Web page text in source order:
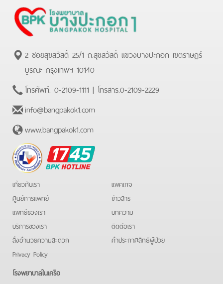
2 ซอยสุขสวัสดิ์ 25/1 ถ.สุขสวัสดิ์ แขวงบางปะกอก เขตราษฏร์
บูรณะ กรุงเทพฯ 10140
โทรศัพท์. 0-2109-1111 | โทรสาร.0-2109-2229
info@bangpakok1.com
www.bangpakok1.com
BPK
Hotline
เกี่ยวกับเรา
ศูนย์การแพทย์
แพทย์ของเรา
บริการของเรา
สิ่งอำนวยความสะดวก
Privacy Policy
แพคเกจ
ข่าวสาร
บทความ
ติดต่อเรา
คําประกาศสิทธิผู้ป่วย
โรงพยาบาลในเครือ